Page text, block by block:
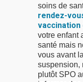
soins de
rendez-
vaccination
votre enfant
santé mais
vous avant
suspension,
plutôt SPO